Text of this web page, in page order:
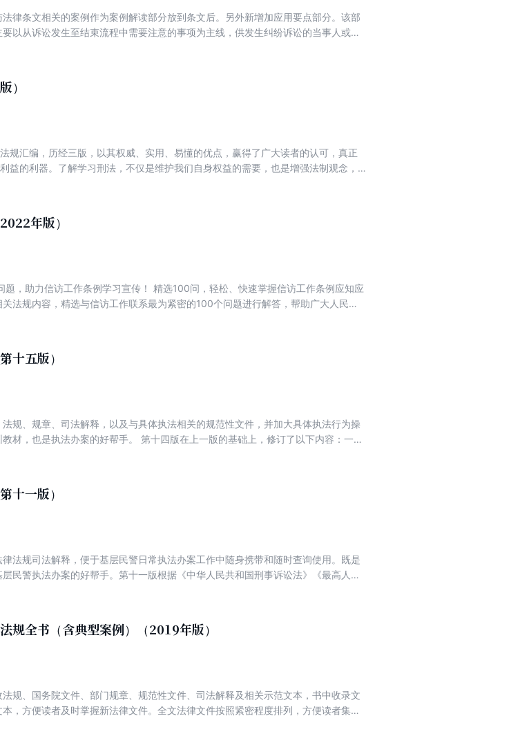
律条文相关的案例作为案例解读部分放到条文后。另外新增加应用要点部分。该部
以从诉讼发生至结束流程中需要注意的事项为主线，供发生纠纷诉讼的当事人或者
）
规汇编，历经三版，以其权威、实用、易懂的优点，赢得了广大读者的认可，真正
益的利器。了解学习刑法，不仅是维护我们自身权益的需要，也是增强法制观念，
秩序等，对刑法的相关规定作了重要的修改补充。
年版）
题，助力信访工作条例学习宣传！ 精选100问，轻松、快速掌握信访工作条例应知应
法规内容，精选与信访工作联系最为紧密的100个问题进行解答，帮助广大人民群
落实，可以在全社会营造办事依法、遇事找法、解决问题用法、化解矛盾靠法的良
》，便于广大人民群众更好学习信访相关法律知识，我们特编写了本书。本书依据
与信访工作联系最为紧密的100个问题进行解答，帮助广大人民群众轻松、快速学
者简介】 中国法制出版社是中华人民共和国司法部主管主办的中央级法律类专业出版
构、法律专业信息服务提供商。 中国法制出版社自成立以来，认真贯彻执行党和国
持把社会效益放在首位，努力实现社会效益与经济效益相统一；坚持为全面推进科
十五版）
规、规章、司法解释，以及与具体执法相关的规范性文件，并加大具体执法行为操
材，也是执法办案的好帮手。 第十四版在上一版的基础上，修订了以下内容：一是
十一版）
法规司法解释，便于基层民警日常执法办案工作中随身携带和随时查询使用。既是
民警执法办案的好帮手。第十一版根据《中华人民共和国刑事诉讼法》《最高人民
知应会的常用法规和规范，以使本书更贴近办案实践。本书将根据国家法律法规和
时修订。
规全书（含典型案例）（2019年版）
规、国务院文件、部门规章、规范性文件、司法解释及相关示范文本，书中收录文
，方便读者及时掌握新法律文件。全文法律文件按照紧密程度排列，方便读者集中